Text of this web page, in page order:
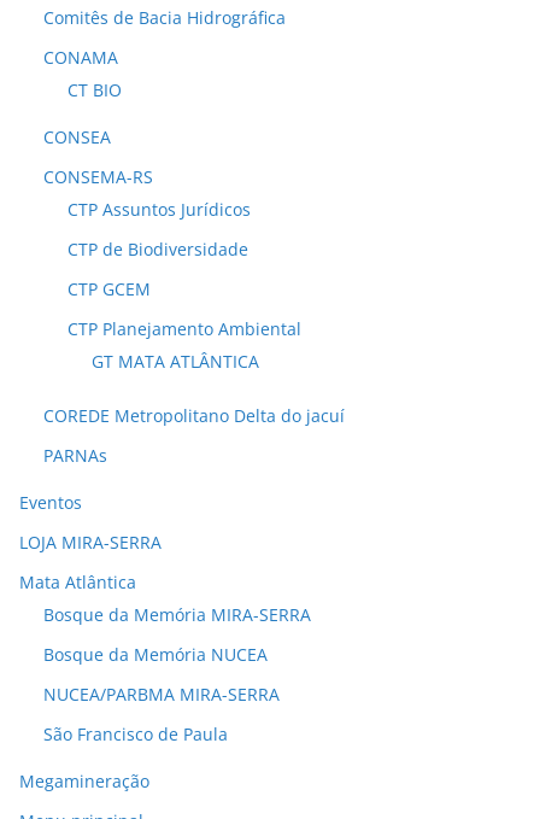
Comitês de Bacia Hidrográfica
CONAMA
CT BIO
CONSEA
CONSEMA-RS
CTP Assuntos Jurídicos
CTP de Biodiversidade
CTP GCEM
CTP Planejamento Ambiental
GT MATA ATLÂNTICA
COREDE Metropolitano Delta do jacuí
PARNAs
Eventos
LOJA MIRA-SERRA
Mata Atlântica
Bosque da Memória MIRA-SERRA
Bosque da Memória NUCEA
NUCEA/PARBMA MIRA-SERRA
São Francisco de Paula
Megamineração